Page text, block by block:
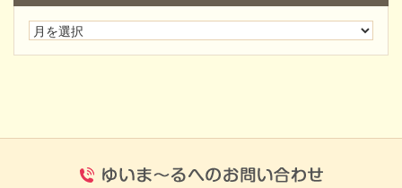
0120-4652-